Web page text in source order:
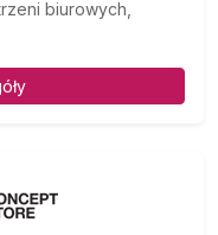
biurowych,